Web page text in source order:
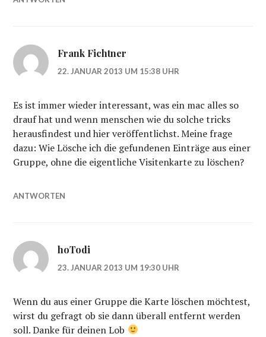
Frank Fichtner
22. JANUAR 2013 UM 15:38 UHR
Es ist immer wieder interessant, was ein mac alles so
drauf hat und wenn menschen wie du solche tricks
herausfindest und hier veröffentlichst. Meine frage
dazu: Wie Lösche ich die gefundenen Einträge aus einer
Gruppe, ohne die eigentliche Visitenkarte zu löschen?
ANTWORTEN
hoTodi
23. JANUAR 2013 UM 19:30 UHR
Wenn du aus einer Gruppe die Karte löschen möchtest,
wirst du gefragt ob sie dann überall entfernt werden
soll. Danke für deinen Lob